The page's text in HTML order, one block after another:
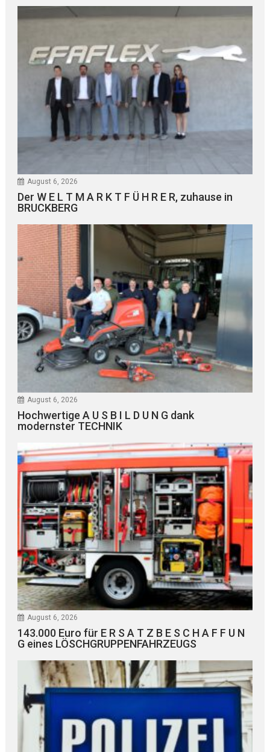
August 6, 2026
Der W E L T M A R K T F Ü H R E R, zuhause in
BRUCKBERG
August 6, 2026
Hochwertige A U S B I L D U N G dank
modernster TECHNIK
August 6, 2026
143.000 Euro für E R S A T Z B E S C H A F F U N
G eines LÖSCHGRUPPENFAHRZEUGS